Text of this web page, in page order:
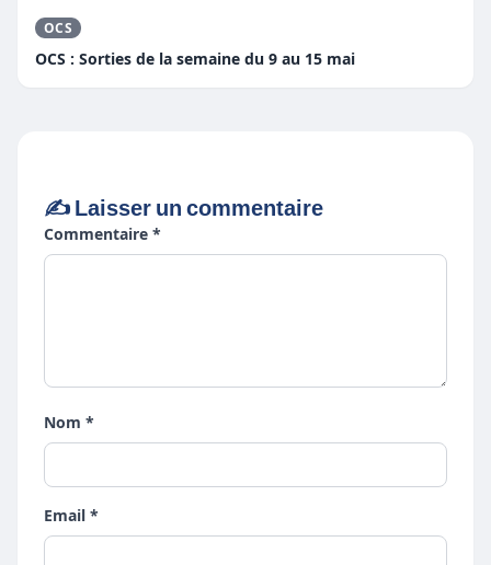
OCS
OCS : Sorties de la semaine du 9 au 15 mai
✍️ Laisser un commentaire
Commentaire *
Nom *
Email *